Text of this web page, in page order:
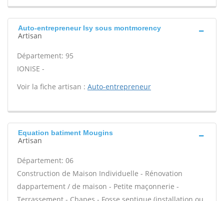
Auto-entrepreneur Isy sous montmorency
Artisan
Département: 95
IONISE -
Voir la fiche artisan : Auto-entrepreneur
Equation batiment Mougins
Artisan
Département: 06
Construction de Maison Individuelle - Rénovation
dappartement / de maison - Petite maçonnerie -